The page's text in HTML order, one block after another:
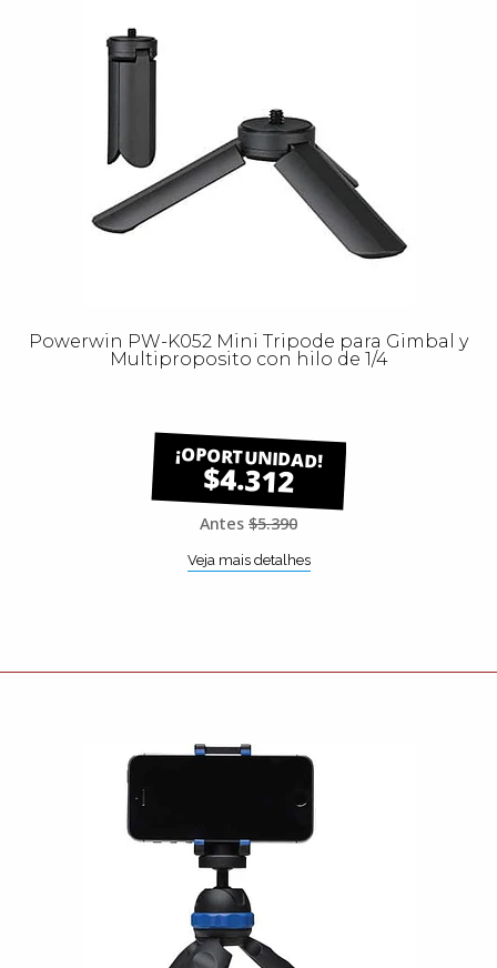
Powerwin PW-K052 Mini Tripode para Gimbal y
Multiproposito con hilo de 1/4
$4.312
Antes $5.390
Veja mais detalhes